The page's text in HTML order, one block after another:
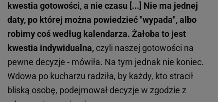
kwestia gotowości, a nie czasu [...] Nie ma jednej
daty, po której można powiedzieć "wypada", albo
robimy coś według kalendarza. Żałoba to jest
kwestia indywidualna, czyli naszej gotowości na
pewne decyzje - mówiła. Na tym jednak nie koniec.
Wdowa po kucharzu radziła, by każdy, kto stracił
bliską osobę, podejmował decyzje w zgodzie z